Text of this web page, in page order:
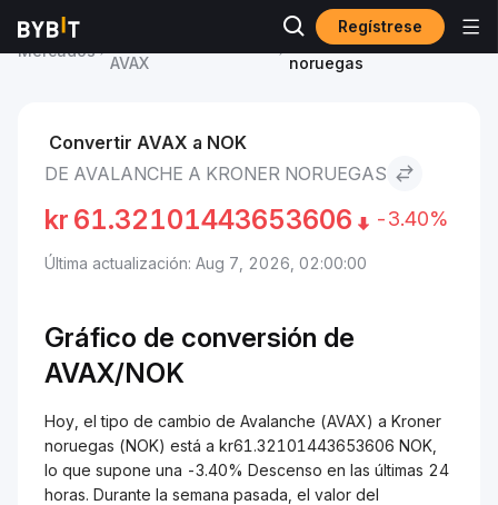
Regístrese
Mercados
AVAX
Avalanche to Kroner
noruegas
Convertir AVAX a NOK
DE AVALANCHE A KRONER NORUEGAS
kr 61.32101443653606 -3.40%
Última actualización: Aug 7, 2026, 02:00:00
Gráfico de conversión de
AVAX/NOK
Hoy, el tipo de cambio de Avalanche (AVAX) a Kroner
noruegas (NOK) está a kr61.32101443653606 NOK,
lo que supone una -3.40% Descenso en las últimas 24
horas. Durante la semana pasada, el valor del